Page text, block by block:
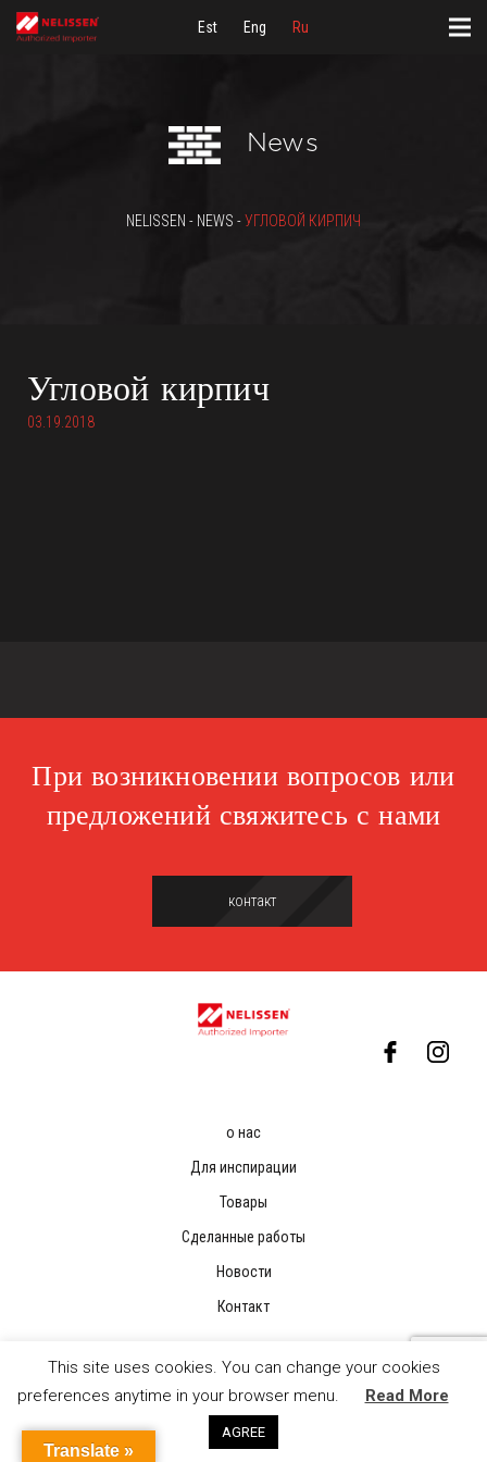
Est Eng Ru
News
NELISSEN - NEWS -УГЛОВОЙ КИРПИЧ
Угловой кирпич
03.19.2018
При возникновении вопросов или
предложений свяжитесь с нами
контакт
о нас
Для инспирации
Товары
Сделанные работы
Новости
Контакт
This site uses cookies. You can change your cookies
preferences anytime in your browser menu.
Read More
AGREE
Translate »